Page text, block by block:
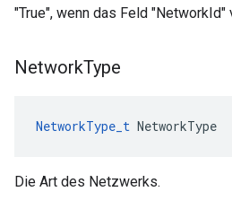
"True", wenn das Feld "NetworkId"
NetworkType
NetworkType_t NetworkType
Die Art des Netzwerks.